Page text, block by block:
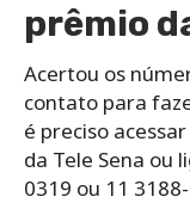
prêmio
Acertou os
contato para
é preciso
da Tele Sena ou
0319 ou 11